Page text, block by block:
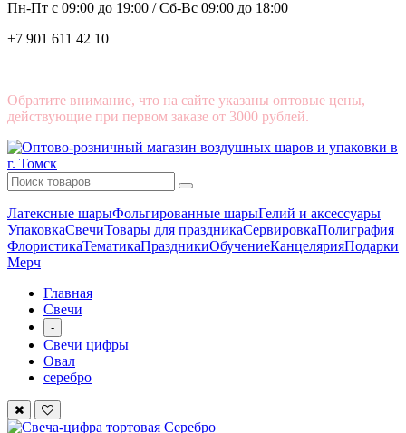
Пн-Пт с 09:00 до 19:00 /Сб-Вс 09:00 до 18:00
+7 901 611 42 10
Обратите внимание, что на сайте указаны оптовые цены,
действующие при первом заказе от 3000 рублей.
Латексные шарыФольгированные шарыГелий и аксессуары
УпаковкаСвечиТовары для праздникаСервировкаПолиграфия
ФлористикаТематикаПраздникиОбучениеКанцелярияПодарки
Мерч
Главная
Свечи
-
Свечи цифры
Овал
серебро